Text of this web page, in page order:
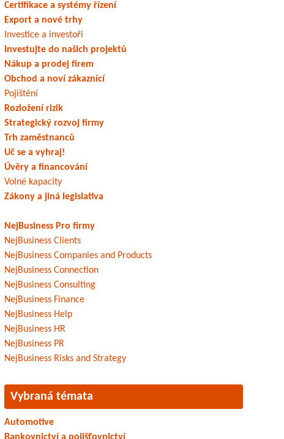
Certifikace a systémy řízení
Export a nové trhy
Investice a investoři
Investujte do našich projektů
Nákup a prodej firem
Obchod a noví zákaznící
Pojištění
Rozložení rizik
Strategický rozvoj firmy
Trh zaměstnanců
Uč se a vyhraj!
Úvěry a financování
Volné kapacity
Zákony a jiná legislativa
NejBusiness Pro firmy
NejBusiness Clients
NejBusiness Companies and Products
NejBusiness Connection
NejBusiness Consulting
NejBusiness Finance
NejBusiness Help
NejBusiness HR
NejBusiness PR
NejBusiness Risks and Strategy
Vybraná témata
Automotive